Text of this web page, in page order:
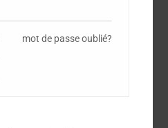
mot de passe oublié?